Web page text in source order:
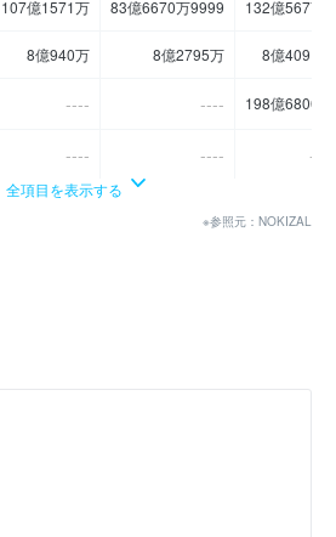
107億1571万 83億6670万9999 132億5677万
8億940万 8億2795万 8億4091万
---- ---- 198億6800万
---- ---- ----
----
全項目を表示する
※参照元：NOKIZAL